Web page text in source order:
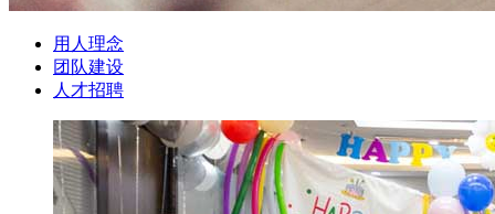
用人理念
团队建设
人才招聘